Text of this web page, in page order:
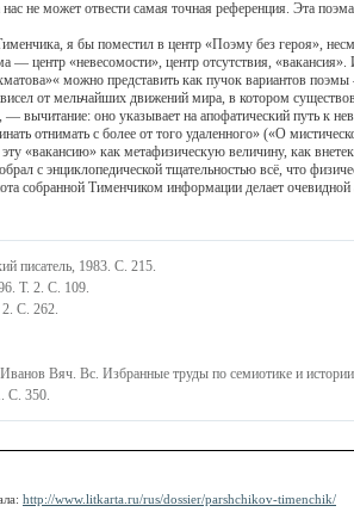
нас не может отвести самая точная референция. Эта
я бы поместил в центр «Поэму без героя»,
— центр «невесомости», центр отсутствия,
можно представить как пучок вариантов
от мельчайших движений мира, в котором
оно указывает на апофатический путь к
отнимать с более от того удаленного» («О
«вакансию» как метафизическую величину, как
с энциклопедической тщательностью всё, что
собранной Тименчиком информации делает
писатель, 1983. С. 215.
Т. 2. С. 109.
С. 262.
Вяч. Вс. Избранные труды по семиотике и
С. 350.
http://www.litkarta.ru/rus/dossier/parshchikov-timenchik/